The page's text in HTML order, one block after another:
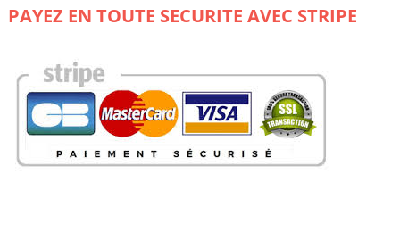
A
(STYLO
EFFACABLE)
PAYEZ EN TOUTE SECURITE AVEC STRIPE